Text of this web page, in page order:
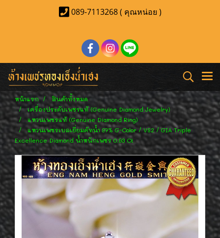
089-7113268 ( คุณหน่อย )
หน้าแรก
สินค้าทั้งหมด
เครื่องประดับเพชรแท้ (Genuine Diamond Jewelry)
แหวนเพชรแท้ (Genuine Diamond Ring)
แหวนเพชรเบลเยี่ยมคัทน้ำ 97% G-Color / VS2 / GIA Triple
Excellence Diamond น้ำหนักเพชร 0.93 Ct